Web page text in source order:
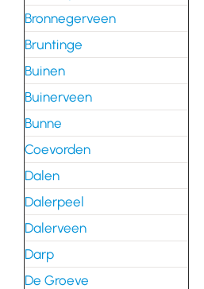
Bronnegerveen
Bruntinge
Buinen
Buinerveen
Bunne
Coevorden
Dalen
Dalerpeel
Dalerveen
Darp
De Groeve